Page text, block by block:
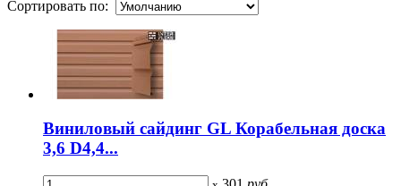
Сортировать по:
Виниловый сайдинг GL Корабельная доска
3,6 D4,4...